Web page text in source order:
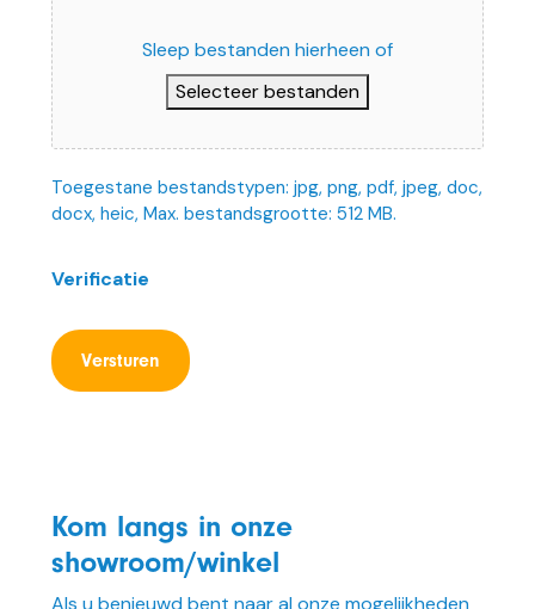
Sleep bestanden hierheen of
Selecteer bestanden
Toegestane bestandstypen: jpg, png, pdf, jpeg, doc,
docx, heic, Max. bestandsgrootte: 512 MB.
Verificatie
Kom langs in onze
showroom/winkel
Als u benieuwd bent naar al onze mogelijkheden